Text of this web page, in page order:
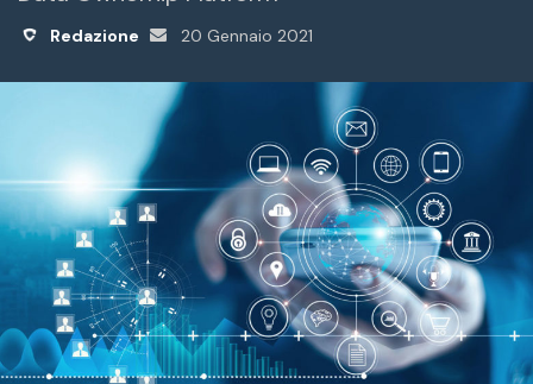
Redazione
Invia
20 Gennaio 2021